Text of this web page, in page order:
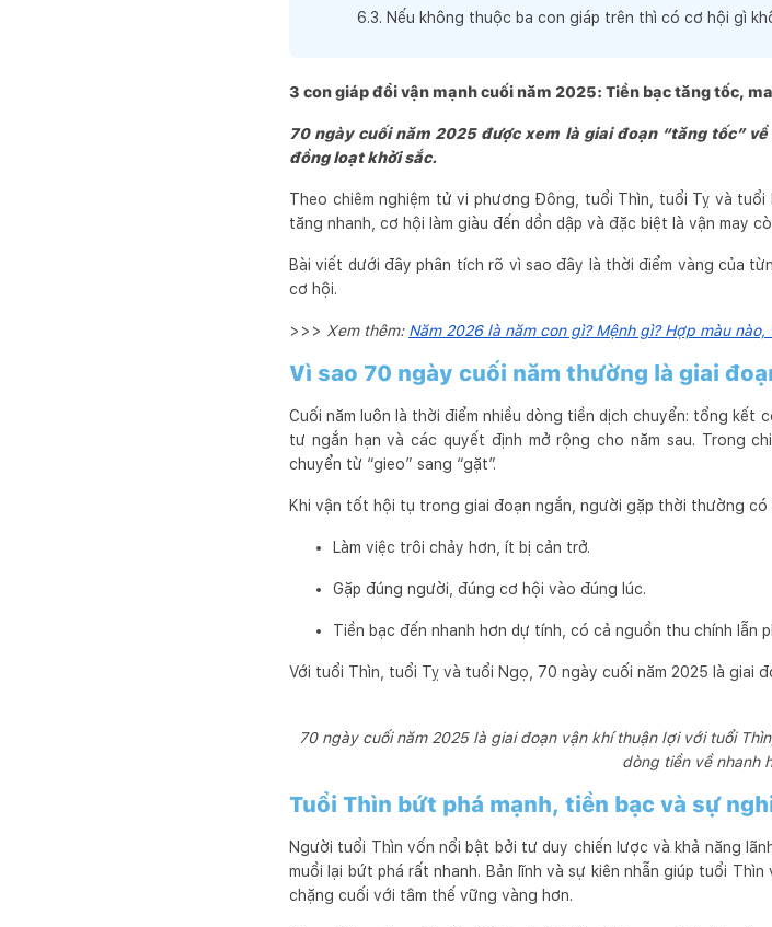
6.3. Nếu không thuộc ba con giáp trên thì có cơ hội gì
3 con giáp đổi vận mạnh cuối năm 2025: Tiền bạc tăng tốc,
70 ngày cuối năm 2025 được xem là giai đoạn “tăng tốc”
đồng loạt khởi sắc.
Theo chiêm nghiệm tử vi phương Đông, tuổi Thìn, tuổi Tỵ và
tăng nhanh, cơ hội làm giàu đến dồn dập và đặc biệt là vận may
Bài viết dưới đây phân tích rõ vì sao đây là thời điểm vàng của
cơ hội.
>>> Xem thêm: Năm 2026 là năm con gì? Mệnh gì? Hợp màu
Vì sao 70 ngày cuối năm thường là giai
Cuối năm luôn là thời điểm nhiều dòng tiền dịch chuyển: tổng
tư ngắn hạn và các quyết định mở rộng cho năm sau. Trong
chuyển từ “gieo” sang “gặt”.
Khi vận tốt hội tụ trong giai đoạn ngắn, người gặp thời thường có
Làm việc trôi chảy hơn, ít bị cản trở.
Gặp đúng người, đúng cơ hội vào đúng lúc.
Tiền bạc đến nhanh hơn dự tính, có cả nguồn thu chính lẫn
Với tuổi Thìn, tuổi Tỵ và tuổi Ngọ, 70 ngày cuối năm 2025 là giai
70 ngày cuối năm 2025 là giai đoạn vận khí thuận lợi với tuổi
dòng tiền về nhanh
Tuổi Thìn bứt phá mạnh, tiền bạc và sự
Người tuổi Thìn vốn nổi bật bởi tư duy chiến lược và khả năng
muồi lại bứt phá rất nhanh. Bản lĩnh và sự kiên nhẫn giúp tuổi
chặng cuối với tâm thế vững vàng hơn.